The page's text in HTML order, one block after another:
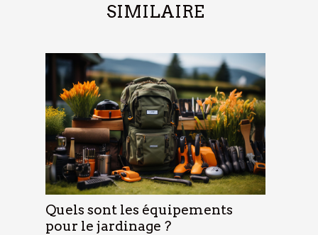
SIMILAIRE
Quels sont les équipements
pour le jardinage ?